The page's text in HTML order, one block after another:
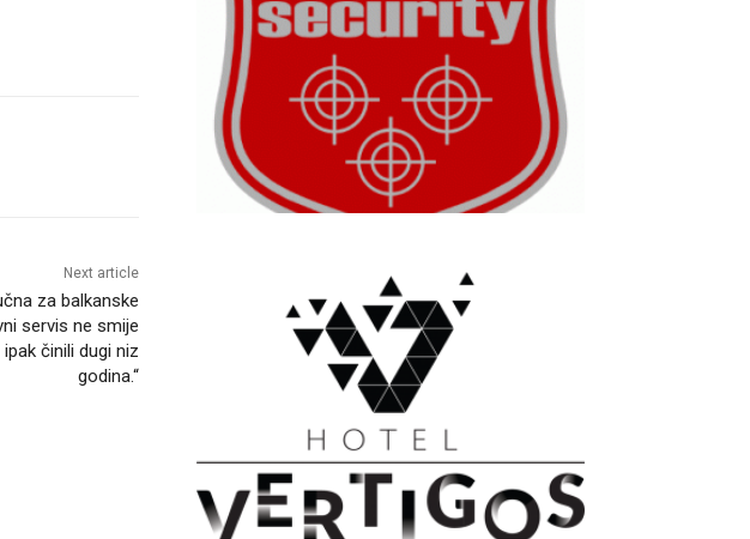
Next article
za balkanske
servis ne smije
činili dugi niz
godina.“